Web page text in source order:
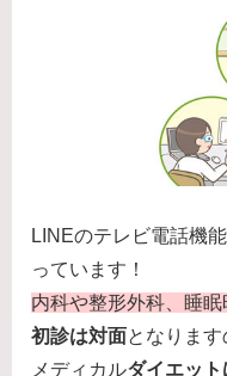
LINEのテレビ電話機
っています！
内科や整形外科、睡
初診は対面となります
メディカルダイエッ